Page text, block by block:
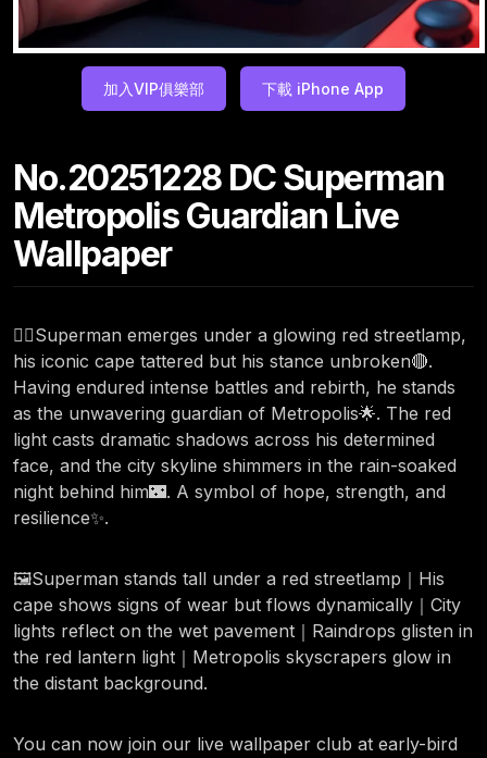
加入VIP俱樂部 下載 iPhone App
No.20251228 DC Superman
Metropolis Guardian Live
Wallpaper
🦸‍♂️Superman emerges under a glowing red streetlamp,
his iconic cape tattered but his stance unbroken🔴.
Having endured intense battles and rebirth, he stands
as the unwavering guardian of Metropolis🌟. The red
light casts dramatic shadows across his determined
face, and the city skyline shimmers in the rain-soaked
night behind him🌃. A symbol of hope, strength, and
resilience✨.
🖼️Superman stands tall under a red streetlamp｜His
cape shows signs of wear but flows dynamically｜City
lights reflect on the wet pavement｜Raindrops glisten in
the red lantern light｜Metropolis skyscrapers glow in
the distant background.
You can now join our live wallpaper club at early-bird